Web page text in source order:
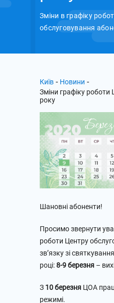
Зміни в графіку
обслуговування
Київ - Новини -
Зміни графіку
року
Шановні абоненти!
Просимо звернути
роботи Центру
зв’язку зі
році:8-9 березня –
З 10 березня ЦОА
режимі.